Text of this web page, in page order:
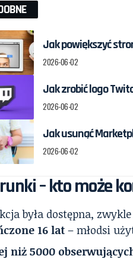
Jak powiększyć
2026-06-02
Jak zrobić logo
2026-06-02
Jak usunąć
2026-06-02
– kto może
była dostępna,
16 lat – młodsi
niż 5000